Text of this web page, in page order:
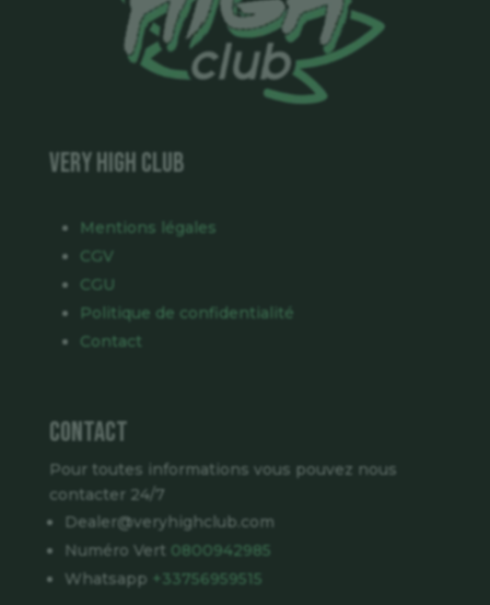
VERY HIGH CLUB
Mentions légales
CGV
CGU
Politique de confidentialité
Contact
Contact
Pour toutes informations vous pouvez nous
contacter 24/7
Dealer@veryhighclub.com
Numéro Vert 0800942985
Whatsapp +33756959515